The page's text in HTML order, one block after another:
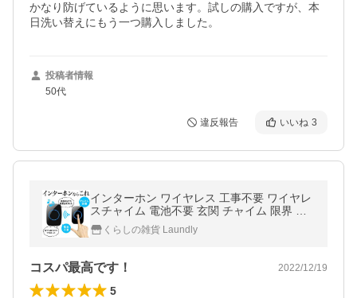
かなり防げているように思います。試しの購入ですが、本
日洗い替えにもう一つ購入しました。
投稿者情報
50代
違反報告 いいね 3
インターホン ワイヤレス 工事不要 ワイヤレ
スチャイム 電池不要 玄関 チャイム 限界 介
護 防水
くらしの雑貨 Laundly
コスパ最高です！ 2022/12/19
5